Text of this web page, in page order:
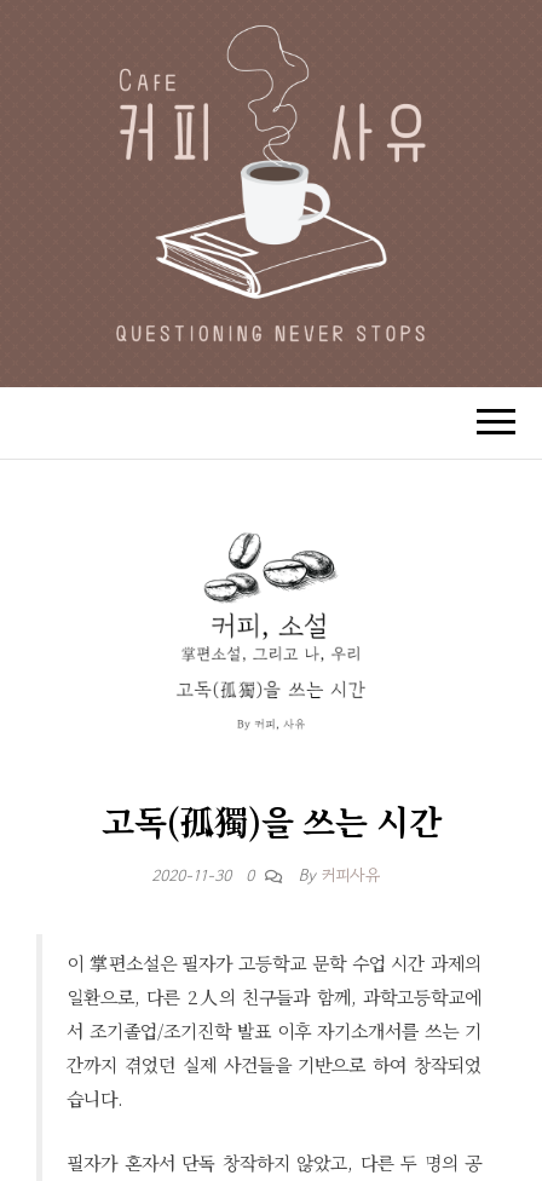
CAFE 커피사유
카페지기 커피사유의 커피와 사유(思
惟)가 있는 공간.
고독(孤獨)을 쓰는 시간
2020-11-30 0 By 커피사유
이 掌편소설은 필자가 고등학교 문학 수업 시간 과제의
일환으로, 다른 2人의 친구들과 함께, 과학고등학교에
서 조기졸업/조기진학 발표 이후 자기소개서를 쓰는 기
간까지 겪었던 실제 사건들을 기반으로 하여 창작되었
습니다.
필자가 혼자서 단독 창작하지 않았고, 다른 두 명의 공